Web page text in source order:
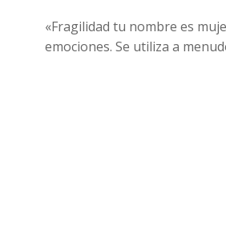
«Fragilidad tu nombre es
emociones. Se utiliza a